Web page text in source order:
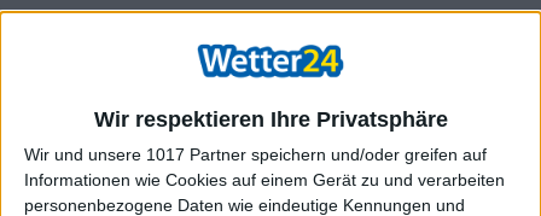
Wir respektieren Ihre Privatsphäre
Wir und unsere 1017 Partner speichern und/oder greifen auf
Informationen wie Cookies auf einem Gerät zu und verarbeiten
personenbezogene Daten wie eindeutige Kennungen und